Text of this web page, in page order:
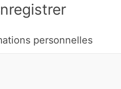
personnelles